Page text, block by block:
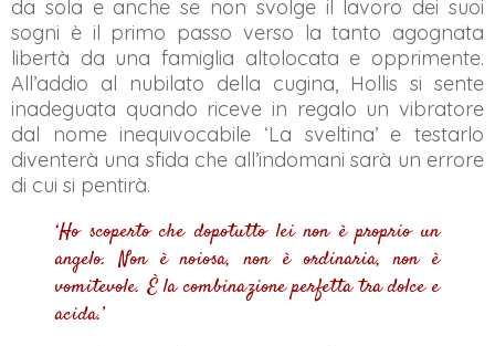
da sola e anche se non svolge il lavoro dei suoi
sogni è il primo passo verso la tanto agognata
libertà da una famiglia altolocata e opprimente.
All’addio al nubilato della cugina, Hollis si sente
inadeguata quando riceve in regalo un vibratore
dal nome inequivocabile ‘La sveltina’ e testarlo
diventerà una sfida che all’indomani sarà un errore
di cui si pentirà.
‘Ho scoperto che dopotutto lei non è proprio un
angelo. Non è noiosa, non è ordinaria, non è
vomitevole. È la combinazione perfetta tra dolce e
acida.’